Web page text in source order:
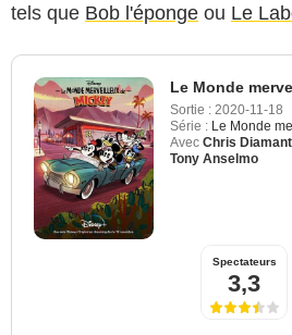
tels que Bob l'éponge ou Le
Le Monde
Sortie : 2020-11-18
Série : Le Monde
Avec Chris
Tony Anselmo
Spectateurs
3,3